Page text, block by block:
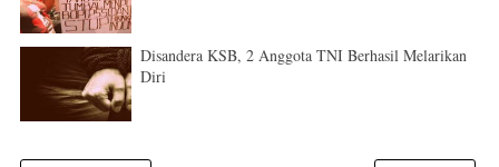
Disandera KSB, 2 Anggota TNI Berhasil Melarikan
Diri